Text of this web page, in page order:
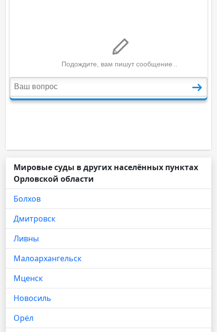
Мировые суды в других населённых пунктах
Орловской области
Болхов
Дмитровск
Ливны
Малоархангельск
Мценск
Новосиль
Орёл